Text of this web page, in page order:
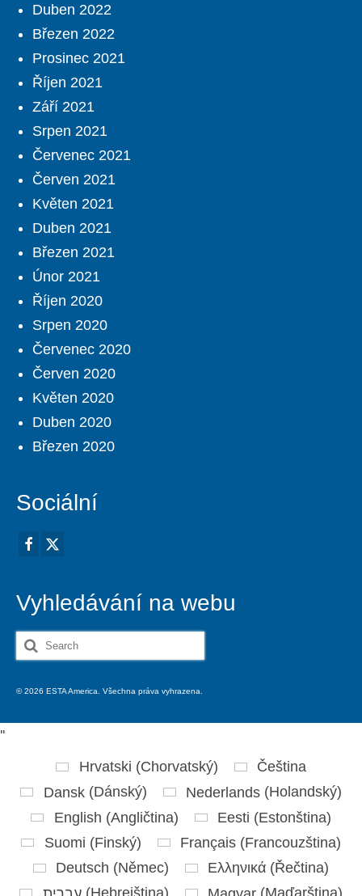
Duben 2022
Březen 2022
Prosinec 2021
Říjen 2021
Září 2021
Srpen 2021
Červenec 2021
Červen 2021
Květen 2021
Duben 2021
Březen 2021
Únor 2021
Říjen 2020
Srpen 2020
Červenec 2020
Červen 2020
Květen 2020
Duben 2020
Březen 2020
Sociální
Vyhledávání na webu
Search
© 2026 ESTA America. Všechna práva vyhrazena.
''
Hrvatski (Chorvatský)
Čeština
Dansk(Dánský) Nederlands(Holandský)
English (Angličtina) Eesti (Estonština)
Suomi (Finský) Français(Francouzština)
Deutsch (Němec) Ελληνικά (Řečtina)